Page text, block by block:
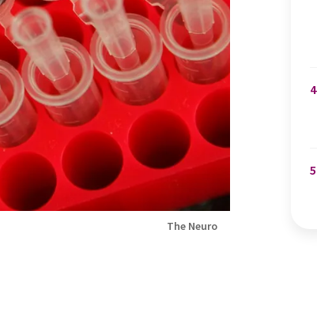
The Neuro
4
5